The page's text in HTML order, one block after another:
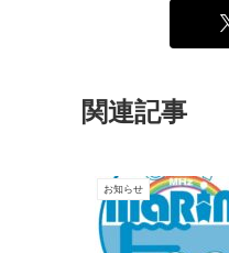
関連記事
お知らせ